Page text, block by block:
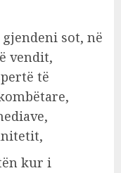
sot, në
vendit,
të
kur i